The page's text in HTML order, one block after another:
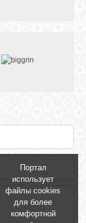
Портал
использует
файлы cookies
для более
комфортной